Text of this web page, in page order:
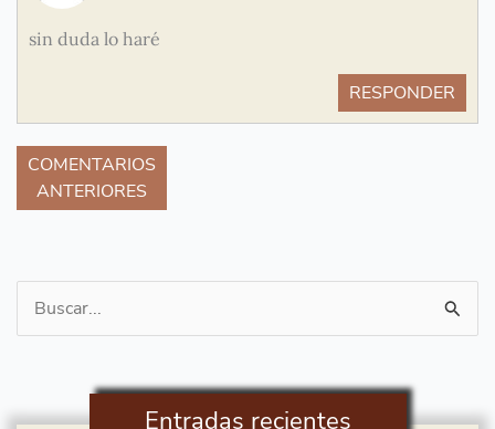
sin duda lo haré
RESPONDER
COMENTARIOS
ANTERIORES
Buscar
por:
Entradas recientes